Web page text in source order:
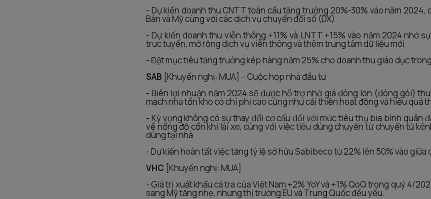
- Dự kiến doanh thu CNTT toàn cầu tăng trưởng 20%-30% vào năm 2024,
Bản và Mỹ cùng với các dịch vụ chuyển đổi số (DX)
- Dự kiến doanh thu viễn thông +11% và LNTT +15% vào năm 2024 nhờ
trực tuyến, mở rộng dịch vụ viễn thông và thêm trung tâm dữ liệu mới
- Đặt mục tiêu tăng trưởng kép hàng năm 25% cho doanh thu giáo dục
SAB [Khuyến nghị: MUA] – Cuộc họp nhà đầu tư
- Biên lợi nhuận năm 2024 sẽ được hỗ trợ nhờ giá đóng lon (đóng gói)
mạch nha tồn kho có chi phí cao cũng như cải thiện hoạt động và hiệu quả
- Kỳ vọng không có sự thay đổi cơ cấu đối với mức tiêu thụ bia bình quân
về nồng độ cồn khi lái xe, cùng với việc tiêu dùng chuyển từ chuyển từ
dùng tại nhà
- Dự kiến hoàn tất việc tăng tỷ lệ sở hữu Sabibeco từ 22% lên 50% vào giữa
VHC [Khuyến nghị: MUA]
- Giá trị xuất khẩu cá tra của Việt Nam +2% YoY và +1% QoQ trong quý 4/
sang Mỹ tăng nhẹ, nhưng thị trường EU và Trung Quốc đều yếu.